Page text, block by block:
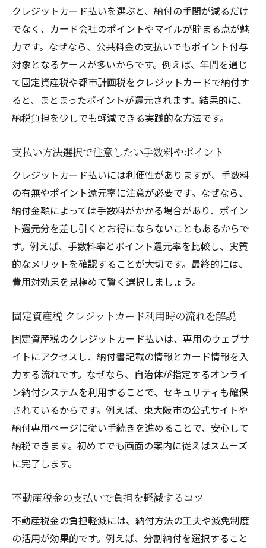
クレジットカード払いを選ぶと、納付の手間が減るだけ
でなく、カード会社のポイントやマイルが貯まる点が魅
力です。なぜなら、公共料金の支払いでもポイント付与
対象となるケースが多いからです。例えば、年間を通じ
て固定資産税や都市計画税をクレジットカードで納付す
ると、まとまったポイントが還元されます。結果的に、
納税負担を少しでも軽減できる実践的な方法です。
支払い方法選択で注意したい手数料やポイント
クレジットカード払いには利便性がありますが、手数料
の有無やポイント還元率に注意が必要です。なぜなら、
納付金額によっては手数料がかかる場合があり、ポイン
ト還元分を差し引くとお得にならないこともあるからで
す。例えば、手数料率とポイント還元率を比較し、実質
的なメリットを確認することが大切です。最終的には、
費用対効果を見極めて賢く選択しましょう。
固定資産税 クレジットカード利用時の流れを解説
固定資産税のクレジットカード払いは、専用のウェブサ
イトにアクセスし、納付書記載の情報とカード情報を入
力する流れです。なぜなら、自治体が指定するオンライ
ン納付システムを利用することで、セキュリティも確保
されているからです。例えば、東大阪市の公式サイトや
納付専用ページに従い手続きを進めることで、安心して
納税できます。初めてでも画面の案内に従えばスムーズ
に完了します。
不動産税金の支払いで負担を軽減するコツ
不動産税金の負担軽減には、納付方法の工夫や減免制度
の活用が効果的です。例えば、分割納付を選択すること